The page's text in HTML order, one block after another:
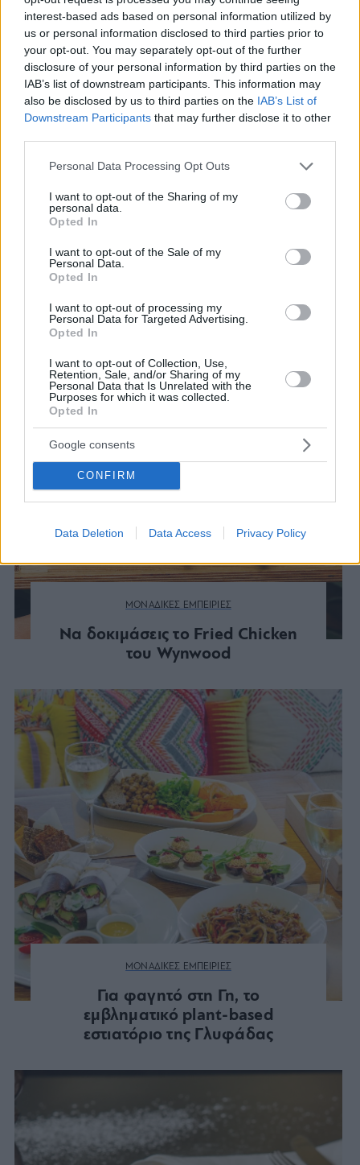
interest-based ads based on personal information utilized by
us or personal information disclosed to third parties prior to
your opt-out. You may separately opt-out of the further
disclosure of your personal information by third parties on the
IAB’s list of downstream participants. This information may
also be disclosed by us to third parties on the IAB’s List of
Downstream Participants that may further disclose it to other
Please note that this website/app uses one or more Google
not limited to your visit or usage behaviour. You may click to
grant or deny consent to Google and its third-party tags to
use your data for below specified purposes in below Google
consent section.
Personal Data Processing Opt Outs
I want to opt-out of the Sharing of my
personal data.
Opted In
I want to opt-out of the Sale of my
Personal Data.
Opted In
I want to opt-out of processing my
Personal Data for Targeted Advertising.
Opted In
I want to opt-out of Collection, Use,
Retention, Sale, and/or Sharing of my
Personal Data that Is Unrelated with the
Purposes for which it was collected.
Opted In
Google consents
CONFIRM
Data Deletion Data Access Privacy Policy
Να δοκιμάσεις τα νέα σου
sneakers παίζοντας μπάσκετ στο
ΜΟΝΑΔΙΚΕΣ ΕΜΠΕΙΡΙΕΣ
Να δοκιμάσεις το Fried Chicken
του Wynwood
ΜΟΝΑΔΙΚΕΣ ΕΜΠΕΙΡΙΕΣ
Για φαγητό στη Γη, το
εμβληματικό plant-based
εστιατόριο της Γλυφάδας